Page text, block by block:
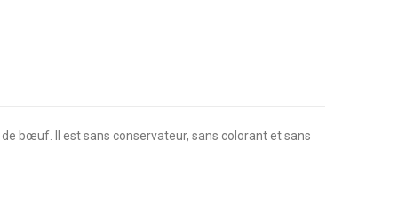
bœuf. Il est sans conservateur, sans colorant et sans